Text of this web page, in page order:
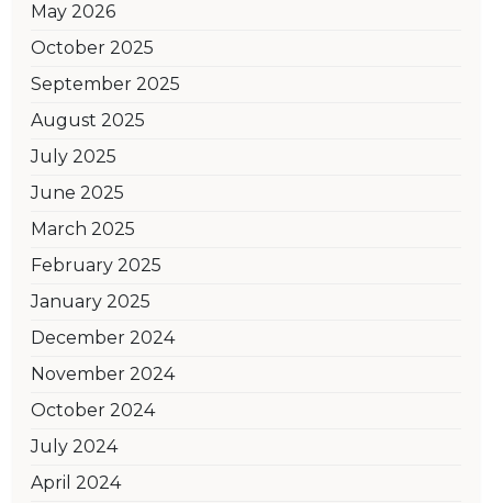
May 2026
October 2025
September 2025
August 2025
July 2025
June 2025
March 2025
February 2025
January 2025
December 2024
November 2024
October 2024
July 2024
April 2024